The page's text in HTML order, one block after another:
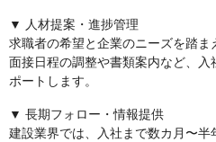
▼ 人材提案・進捗管理
求職者の希望と企業のニーズを踏ま
面接日程の調整や書類案内など、
ポートします。
▼ 長期フォロー・情報提供
建設業界では、入社まで数カ月〜半